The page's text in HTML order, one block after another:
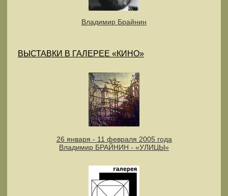
Владимир Брайнин
ВЫСТАВКИ В ГАЛЕРЕЕ «КИНО»
26 января - 11 февраля 2005 года
Владимир БРАЙНИН - «УЛИЦЫ»